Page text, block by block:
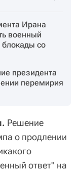
Ирана
военный
блокады со
президента
перемирия
Решение
о продлении
ответ" на